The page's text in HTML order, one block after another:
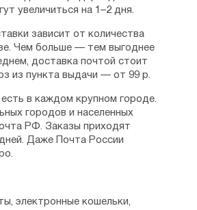
увеличиться на 1–2 дня.
зависит от количества
Чем больше — тем выгоднее
доставка почтой стоит
из пункта выдачи — от 99 р.
есть в каждом крупном городе.
городов и населенных
РФ. Заказы приходят
Даже Почта России
электронные кошельки,